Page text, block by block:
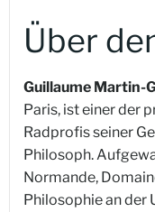
Über
Guillaume Martin-
Paris, ist einer der
Radprofis seiner
Philosoph.
Normande,
Philosophie an der